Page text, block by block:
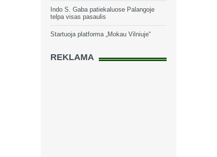
Indo S. Gaba patiekaluose Palangoje
telpa visas pasaulis
Startuoja platforma „Mokau Vilniuje“
REKLAMA